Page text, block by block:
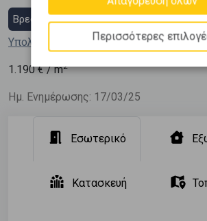
Βρες στεγαστικό δάνειο
Υπολόγισε τη δόση μου
1.190€ / m2
Ημ. Ενημέρωσης: 17/03/25
Εσωτερικό
Κατασκευή
Περισσότερες